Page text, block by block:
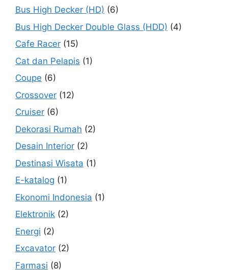
Bus High Decker (HD) (6)
Bus High Decker Double Glass (HDD) (4)
Cafe Racer (15)
Cat dan Pelapis (1)
Coupe (6)
Crossover (12)
Cruiser (6)
Dekorasi Rumah (2)
Desain Interior (2)
Destinasi Wisata (1)
E-katalog (1)
Ekonomi Indonesia (1)
Elektronik (2)
Energi (2)
Excavator (2)
Farmasi (8)